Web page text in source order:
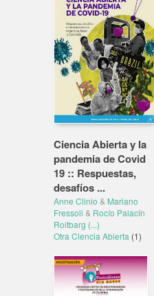
Ciencia Abierta y la
pandemia de Covid
19 :: Respuestas,
desafíos ...
Anne Clinio & Mariano
Fressoli & Rocío Palacín
Roitbarg (...)
Otra Ciencia Abierta (1)